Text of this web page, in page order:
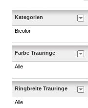
Kategorien
Bicolor
Farbe Trauringe
Alle
Ringbreite Trauringe
Alle